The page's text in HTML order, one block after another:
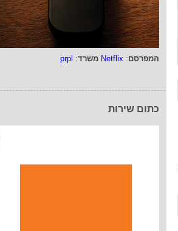
המפרסם:
Netflix משרד:
prpl
כתום שירות